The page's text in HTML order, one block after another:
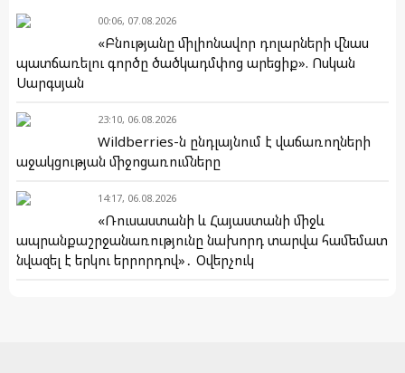
00:06, 07.08.2026
«Բնությանը միլիոնավոր դոլարների վնաս
պատճառելու գործը ծածկադմփոց արեցիք». Ոսկան
Սարգսյան
23:10, 06.08.2026
Wildberries-ն ընդլայնում է վաճառողների
աջակցության միջոցառումները
14:17, 06.08.2026
«Ռուսաստանի և Հայաստանի միջև
ապրանքաշրջանառությունը նախորդ տարվա համեմատ
նվազել է երկու երրորդով»․ Օվերչուկ